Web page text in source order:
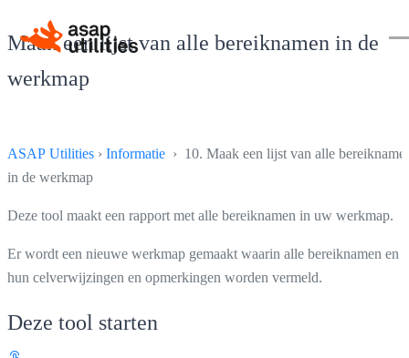
Maak een lijst van alle bereiknamen in de
werkmap
ASAP Utilities › Informatie › 10. Maak een lijst van alle
in de werkmap
Deze tool maakt een rapport met alle bereiknamen in uw werkmap.
Er wordt een nieuwe werkmap gemaakt waarin alle bereiknamen en
hun celverwijzingen en opmerkingen worden vermeld.
Deze tool starten